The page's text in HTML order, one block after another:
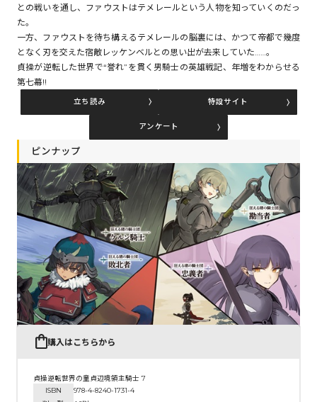
コミックパルフェ
閉じる
との戦いを通し、ファウストはテメレールという人物を知っていくのだっ
た。
一方、ファウストを待ち構えるテメレールの脳裏には、かつて帝都で幾度
となく刃を交えた宿敵レッケンベルとの思い出が去来していた……。
貞操が逆転した世界で“誉れ”を貫く男騎士の英雄戦記、年増をわからせる
第七幕!!
立ち読み 特設サイト
アンケート
ピンナップ
購入はこちらから
貞操逆転世界の童貞辺境領主騎士 7
ISBN
978-4-8240-1731-4